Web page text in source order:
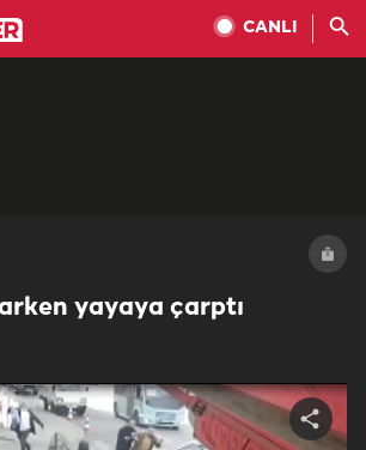
CANLI
yayaya çarptı
Share
video